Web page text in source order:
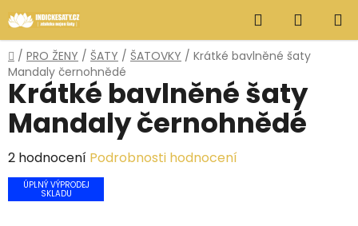
na
obsah
Hledat
KOŠÍK
Domů
/ PRO ŽENY / ŠATY / ŠATOVKY / Krátké bavlněné šaty
Mandaly černohnědé
Krátké bavlněné šaty
Mandaly černohnědé
Průměrné
hodnocení
produktu
2 hodnocení Podrobnosti hodnocení
ÚPLNÝ VÝPRODEJ
SKLADU